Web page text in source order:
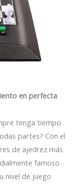
en perfecta
tenga tiempo
partes? Con el
de ajedrez más
famoso
nivel de juego